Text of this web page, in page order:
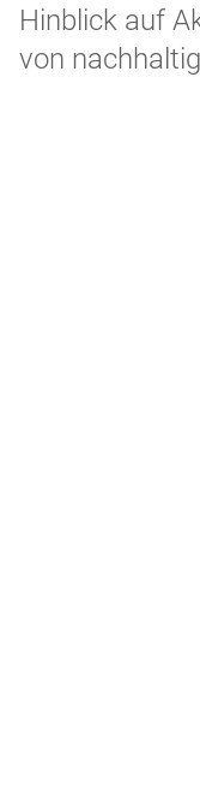
Hinblick auf
von